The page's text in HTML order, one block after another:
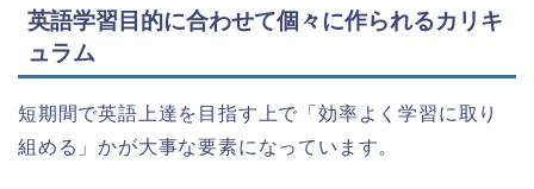
英語学習目的に合わせて個々に作られるカリキ
ュラム
短期間で英語上達を目指す上で「効率よく学習に取り
組める」かが大事な要素になっています。